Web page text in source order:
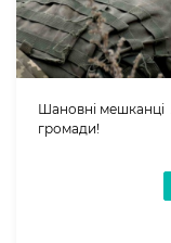
Шановні мешканці
громади!